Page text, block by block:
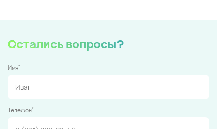
Остались вопросы?
Имя*
Телефон*